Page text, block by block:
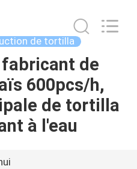
de tortilla
de
600pcs/h,
de tortilla
à l'eau